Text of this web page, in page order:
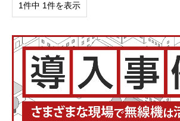
1件中 1件を表示